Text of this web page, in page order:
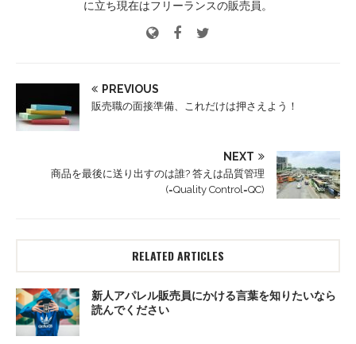
に立ち現在はフリーランスの販売員。
PREVIOUS
販売職の面接準備、これだけは押さえよう！
NEXT
商品を最後に送り出すのは誰? 答えは品質管理
(=Quality Control=QC)
RELATED ARTICLES
新人アパレル販売員にかける言葉を知りたいなら
読んでください